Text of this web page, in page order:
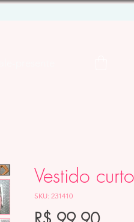
Vestido
SKU: 231410